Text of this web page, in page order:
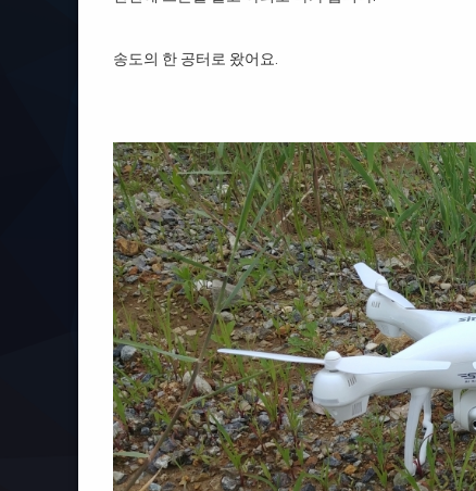
송도의 한 공터로 왔어요.